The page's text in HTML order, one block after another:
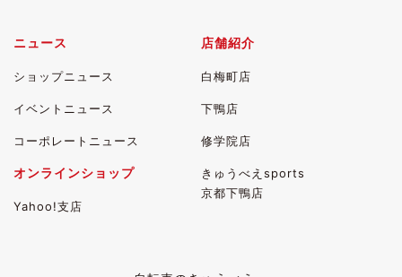
ニュース
ショップニュース
イベントニュース
コーポレートニュース
店舗紹介
白梅町店
下鴨店
修学院店
きゅうべえsports
京都下鴨店
オンラインショップ
Yahoo!支店